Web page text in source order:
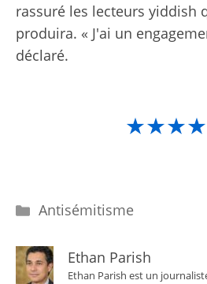
rassuré les lecteurs yiddish
produira. « J'ai un
déclaré.
Catégories
Antisémitisme
Ethan Parish
Ethan Parish est un